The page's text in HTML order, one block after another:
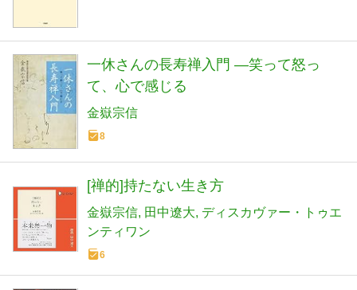
一休さんの長寿禅入門 ―笑って怒っ
て、心で感じる
金嶽宗信
8
[禅的]持たない生き方
金嶽宗信 田中遼大 ディスカヴァー・トゥエ
ンティワン
6